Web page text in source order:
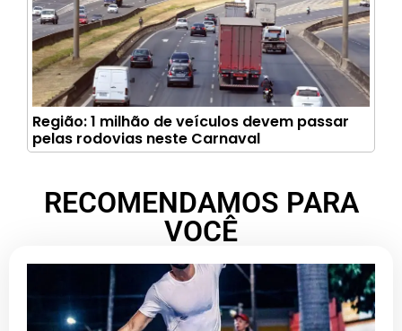
Região: 1 milhão de veículos devem passar
pelas rodovias neste Carnaval
RECOMENDAMOS PARA
VOCÊ